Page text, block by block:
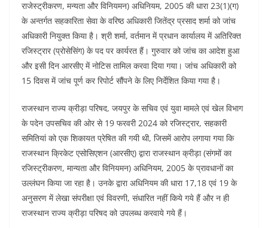
राजेस्ट्रीकरण, मन्यता और विनियमन) अधिनियम, 2005 की धारा 23(1)(ग)
के अन्तर्गत सहकारिता सेवा के वरिष्ठ अधिकारी जितेंद्र प्रसाद शर्मा को जांच
अधिकारी नियुक्त किया है। श्री शर्मा, वर्तमान में प्रधान कार्यालय में अतिरिक्त
रजिस्ट्रार (प्रोसेसिंग) के पद पर कार्यरत हैं। गुरुवार को जांच का आदेश हुआ
और इसी दिन आरसीए में नोटिस तामिल करवा दिया गया। जांच अधिकारी को
15 दिवस में जांच पूर्ण कर रिपोर्ट सौंपने के लिए निर्देशित किया गया है।
राजस्थान राज्य क्रीड़ा परिषद, जयपुर के सचिव एवं युवा मामले एवं खेल विभाग
के पदेन उपसचिव की ओर से 19 फरवरी 2024 को रजिस्ट्रार, सहकारी
समितियां को एक शिकायत प्रेषित की गयी थी, जिसमें आरोप लगाया गया कि
राजस्थान क्रिकेट एसोसिएशन (आरसीए) द्वारा राजस्थान क्रीड़ा (संगमों का
रजिस्ट्रीकरण, मान्यता और विनियमन) अधिनियम, 2005 के प्रावधानों का
उल्लंघन किया जा रहा है। उनके द्वारा अधिनियम की धारा 17,18 एवं 19 के
अनुसरण में लेखा संपरीक्षा एवं विवरणी, संधारित नहीं किये गये हैं और न ही
राजस्थान राज्य क्रीड़ा परिषद को उपलब्ध करवाये गये हैं।